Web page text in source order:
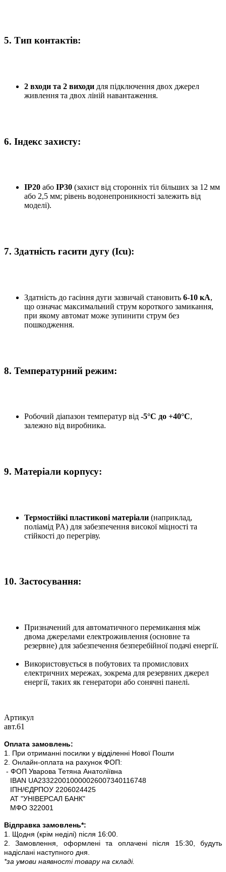
5. Тип контактів:
2 входи та 2 виходи для підключення двох джерел
живлення та двох ліній навантаження.
6. Індекс захисту:
IP20 або IP30 (захист від сторонніх тіл більших за 12 мм
або 2,5 мм; рівень водонепроникності залежить від
моделі).
7. Здатність гасити дугу (Icu):
Здатність до гасіння дуги зазвичай становить 6-10 кА,
що означає максимальний струм короткого замикання,
при якому автомат може зупинити струм без
пошкодження.
8. Температурний режим:
Робочий діапазон температур від -5°C до +40°C,
залежно від виробника.
9. Матеріали корпусу:
Термостійкі пластикові матеріали (наприклад,
поліамід PA) для забезпечення високої міцності та
стійкості до перегріву.
10. Застосування:
Призначений для автоматичного перемикання між
двома джерелами електроживлення (основне та
резервне) для забезпечення безперебійної подачі енергії.
Використовується в побутових та промислових
електричних мережах, зокрема для резервних джерел
енергії, таких як генератори або сонячні панелі.
Артикул
авт.61
Оплата замовлень:
1. При отриманні посилки у відділенні Нової Пошти
2. Онлайн-оплата на рахунок ФОП:
- ФОП Уварова Тетяна Анатоліївна
IBAN UA233220010000026007340116748
ІПН/ЄДРПОУ 2206024425
АТ "УНІВЕРСАЛ БАНК"
МФО 322001
Відправка замовлень*:
1. Щодня (крім неділі) після 16:00.
2. Замовлення, оформлені та оплачені після 15:30, будуть
надіслані наступного дня.
*за умови наявності товару на складі.